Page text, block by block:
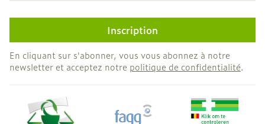
Inscription
En cliquant sur s'abonner, vous vous abonnez à notre
newsletter et acceptez notre politique de confidentialité.